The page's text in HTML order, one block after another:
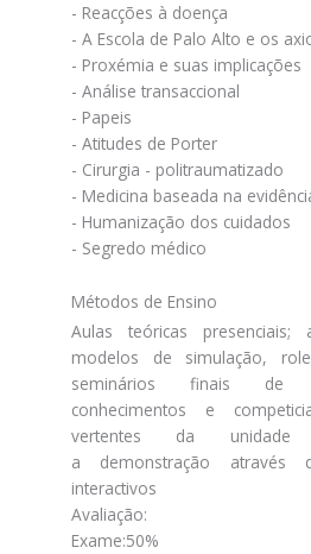
- Reacções à doença
- A Escola de Palo Alto e os
- Proxémia e suas implicações
- Análise transaccional
- Papeis
- Atitudes de Porter
- Cirurgia - politraumatizado
- Medicina baseada na
- Humanização dos cuidados
- Segredo médico
Métodos de Ensino
Aulas teóricas presenciais;
modelos de simulação,
seminários finais de
conhecimentos e
vertentes da unidade
a demonstração através
interactivos
Avaliação:
Exame:50%